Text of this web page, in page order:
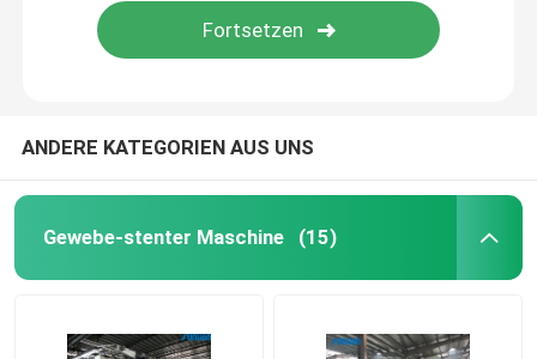
ANDERE KATEGORIEN AUS UNS
Gewebe-stenter Maschine (15)